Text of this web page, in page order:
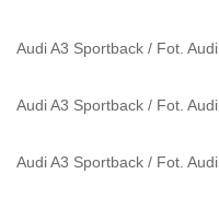
Audi A3 Sportback / Fot. Audi
Audi A3 Sportback / Fot. Audi
Audi A3 Sportback / Fot. Audi